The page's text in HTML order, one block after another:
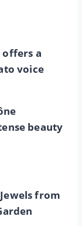
a
voice
beauty
from